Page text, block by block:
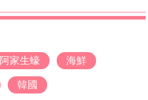
阿家生蠔 海鮮
韓國